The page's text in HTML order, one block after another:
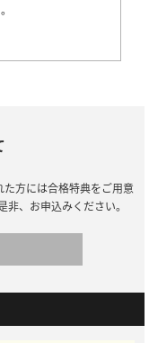
方には合格特典をご用意
、お申込みください。